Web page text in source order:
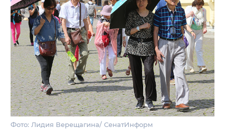
Фото: Лидия Верещагина/ СенатИнформ